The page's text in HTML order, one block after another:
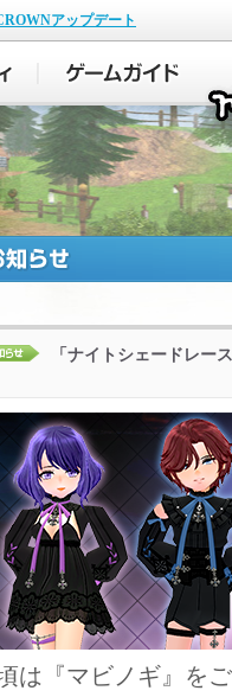
アップデート
「ナイトシェードレー
は『マビノギ』を